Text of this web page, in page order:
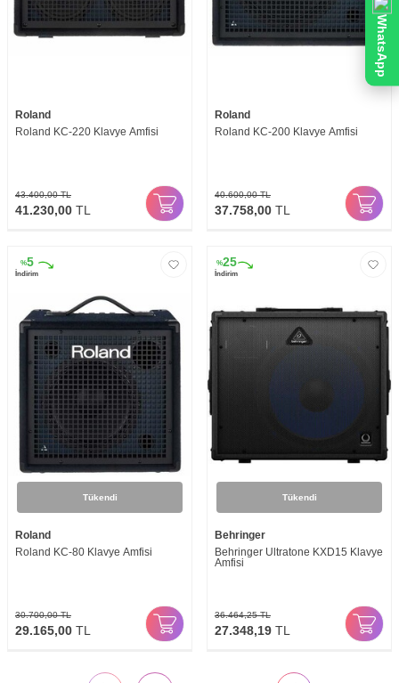
Roland
Roland KC-220 Klavye Amfisi
43.400,00TL
41.230,00 TL
Roland
Roland KC-200 Klavye Amfisi
40.600,00TL
37.758,00 TL
%5
İndirim
Tükendi
Roland
Roland KC-80 Klavye Amfisi
30.700,00TL
29.165,00 TL
%25
İndirim
Tükendi
Behringer
Behringer Ultratone KXD15 Klavye
Amfisi
36.464,25TL
27.348,19 TL
WhatsApp